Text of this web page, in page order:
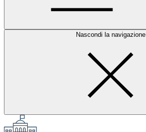
Nascondi la navigazione